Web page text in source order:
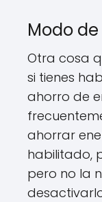
Modo
Otra cosa
si tienes
ahorro de
ahorrar
habilitado,
pero no la